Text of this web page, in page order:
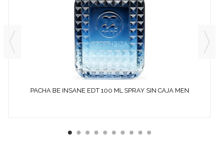
PACHA BE INSANE EDT 100 ML SPRAY SIN CAJA MEN